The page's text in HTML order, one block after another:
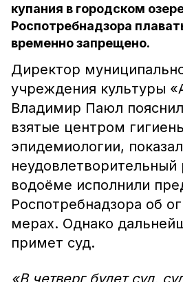
купания в городском
Роспотребнадзора
временно запрещено.
Директор
учреждения культуры
Владимир Паюл
взятые центром
эпидемиологии,
неудовлетворительный
водоёме исполнили
Роспотребнадзора об
мерах. Однако
примет суд.
«В четверг будет суд,